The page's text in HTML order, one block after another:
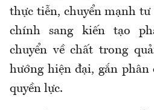
thực tiễn, chuyển mạnh
chính sang kiến tạo
chuyển về chất trong
hướng hiện đại, gắn phân
quyền lực.